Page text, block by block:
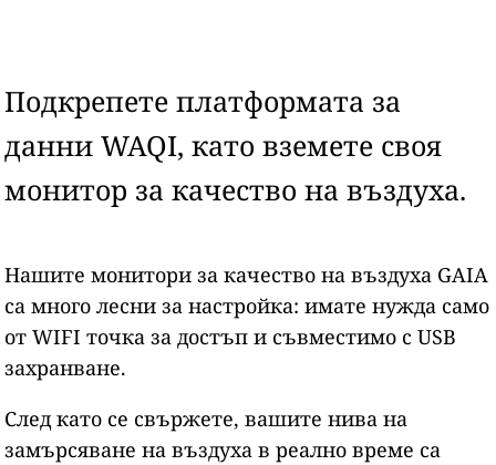
Подкрепете платформата за
данни WAQI, като вземете своя
монитор за качество на въздуха.
Нашите монитори за качество на въздуха GAIA
са много лесни за настройка: имате нужда само
от WIFI точка за достъп и съвместимо с USB
захранване.
След като се свържете, вашите нива на
замърсяване на въздуха в реално време са